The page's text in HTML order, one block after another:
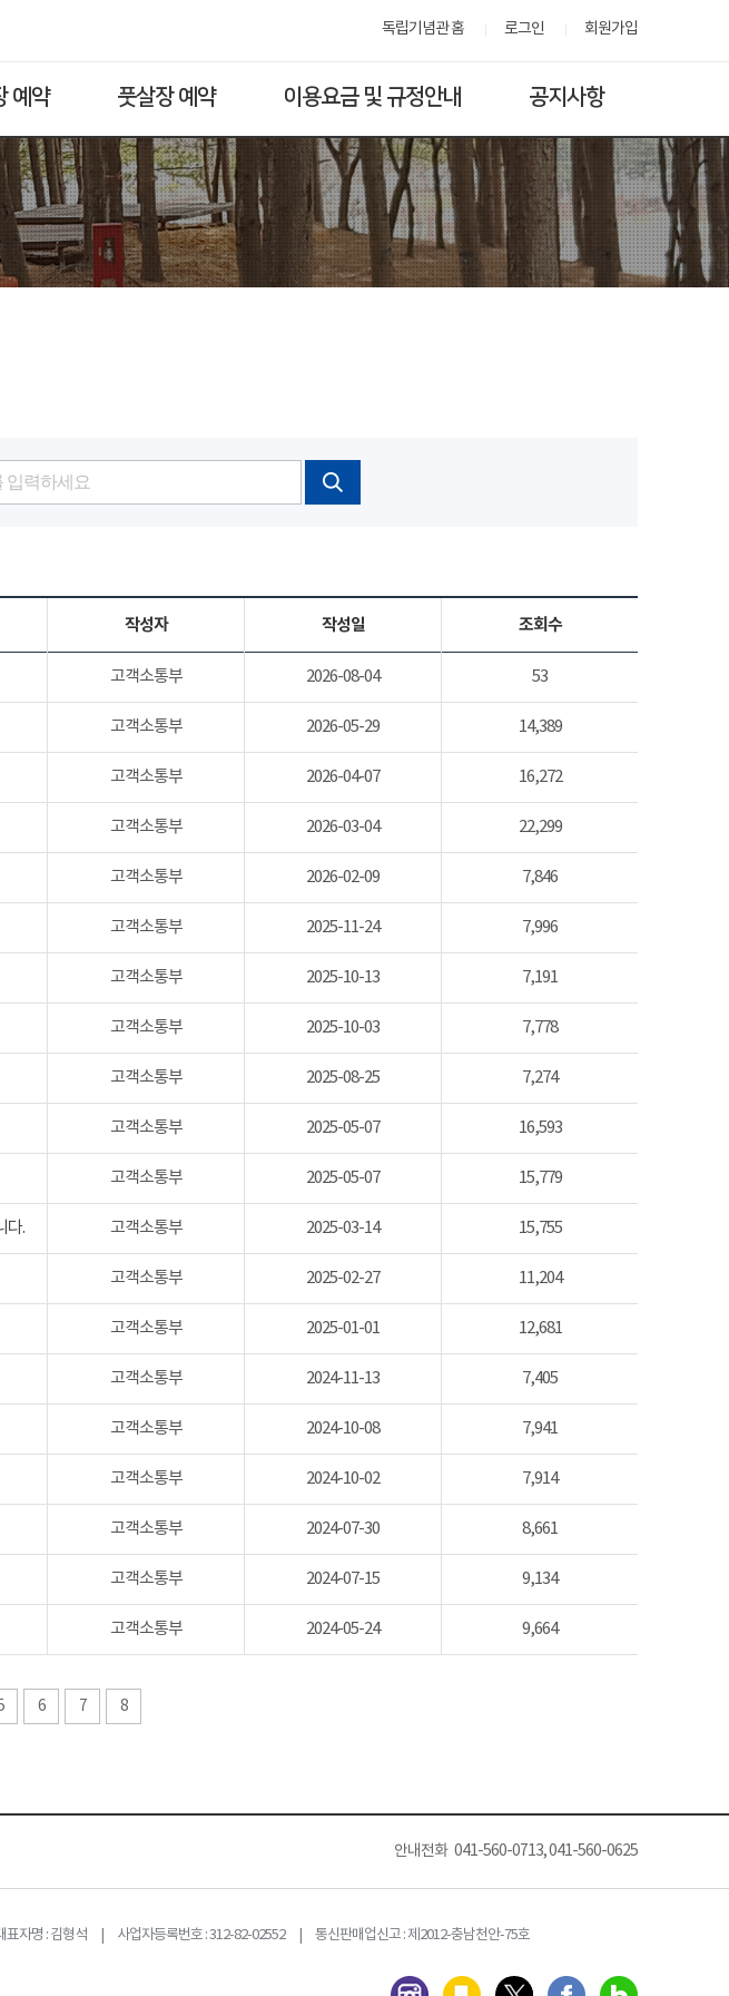
독립기념관 홈 로그인 회원가입
예약 풋살장 예약 이용요금 및 규정안내 공지사항
작성자 작성일 조회수
고객소통부 2026-08-04 53
고객소통부 2026-05-29 14,389
고객소통부 2026-04-07 16,272
고객소통부 2026-03-04 22,299
고객소통부 2026-02-09 7,846
고객소통부 2025-11-24 7,996
고객소통부 2025-10-13 7,191
고객소통부 2025-10-03 7,778
고객소통부 2025-08-25 7,274
고객소통부 2025-05-07 16,593
고객소통부 2025-05-07 15,779
다. 고객소통부 2025-03-14 15,755
고객소통부 2025-02-27 11,204
고객소통부 2025-01-01 12,681
고객소통부 2024-11-13 7,405
고객소통부 2024-10-08 7,941
고객소통부 2024-10-02 7,914
고객소통부 2024-07-30 8,661
고객소통부 2024-07-15 9,134
고객소통부 2024-05-24 9,664
6 7 8
안내전화 041-560-0713, 041-560-0625
자명 : 김형석 | 사업자등록번호 : 312-82-02552 | 통신판매업신고 : 제2012-충남천안-75호